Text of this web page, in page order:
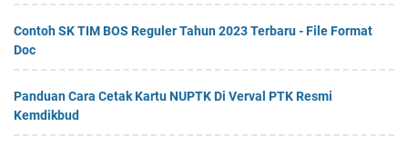
Contoh SK TIM BOS Reguler Tahun 2023 Terbaru - File Format
Doc
Panduan Cara Cetak Kartu NUPTK Di Verval PTK Resmi
Kemdikbud